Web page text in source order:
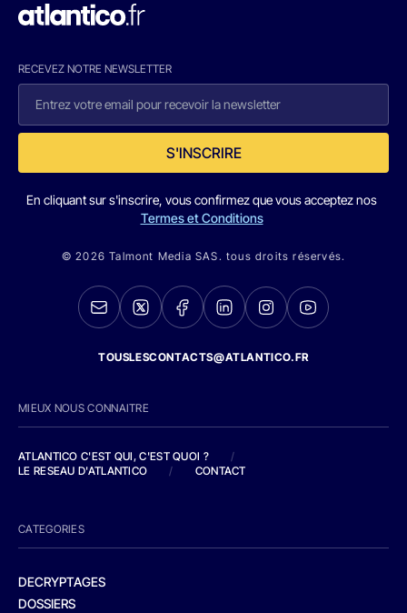
RECEVEZ NOTRE NEWSLETTER
S'INSCRIRE
En cliquant sur s'inscrire, vous confirmez que vous acceptez nos
Termes et Conditions
© 2026 Talmont Media SAS. tous droits réservés.
TOUSLESCONTACTS@ATLANTICO.FR
MIEUX NOUS CONNAITRE
ATLANTICO C'EST QUI, C'EST QUOI ?
/
LE RESEAU D'ATLANTICO
/ CONTACT
CATEGORIES
DECRYPTAGES
DOSSIERS